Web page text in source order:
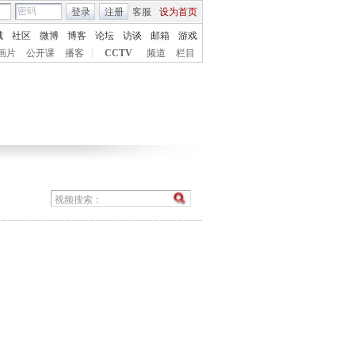
客服 设为首页
登录 注册
社区 微博 博客 论坛 访谈 邮箱
游戏
片
公开课 播客 CCTV 频道 栏目